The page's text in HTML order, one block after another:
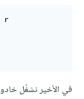
في الأخير نشغّل